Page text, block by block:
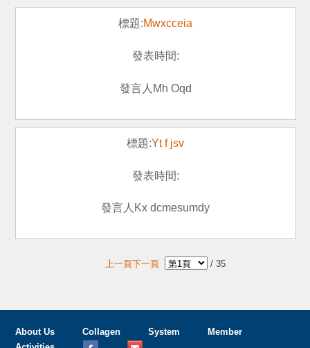
Mwxcceia
Mh Oqd
Yt f jsv
Kx dcmesumdy
上一頁下一頁 / 35
About Us Collagen System
Member